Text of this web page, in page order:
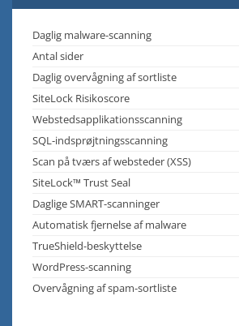
Daglig malware-scanning
Antal sider
Daglig overvågning af sortliste
SiteLock Risikoscore
Webstedsapplikationsscanning
SQL-indsprøjtningsscanning
Scan på tværs af websteder (XSS)
SiteLock™ Trust Seal
Daglige SMART-scanninger
Automatisk fjernelse af malware
TrueShield-beskyttelse
WordPress-scanning
Overvågning af spam-sortliste